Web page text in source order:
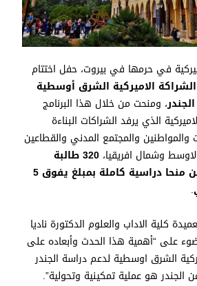
في حرمها في بيروت، حفل اختتام
الشراكة الاميركية الشرق أوسطية
، ومنحت من خلال هذا البرنامج
الذي يرفد الشراكات البناءة
والمواطنين والمجتمع المدني والقطاعين
وشمال افريقيا،
320 طالبة
وطالبا من المتفوقين منحا دراسية كاملة بمبلغ يفوق 5
.
كلية الاداب والعلوم الدكتورة ناديا
على “أهمية هذا الحدث وأبعاده على
الشرق اوسطية لدعم دراسة الجندر
الجندر هو عملية تمكينية وتحولية”.